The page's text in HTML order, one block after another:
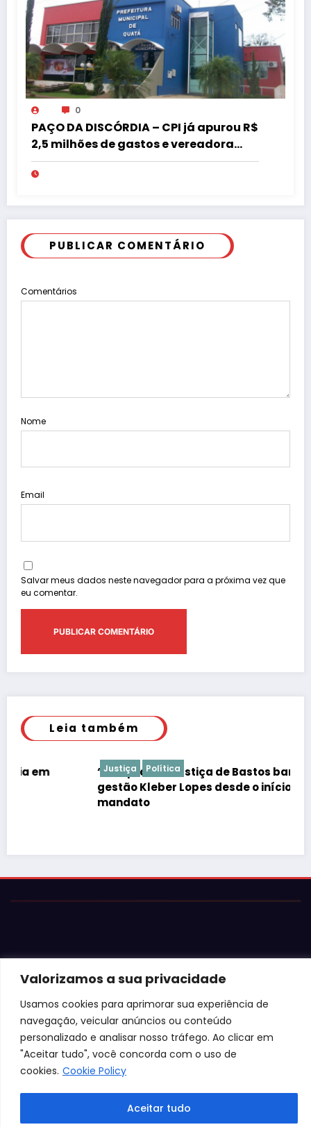
Valorizamos a sua privacidade
Usamos cookies para aprimorar sua experiência de
navegação, veicular anúncios ou conteúdo
personalizado e analisar nosso tráfego. Ao clicar em
"Aceitar tudo", você concorda com o uso de
cookies. Cookie Policy
Aceitar tudo
0
PAÇO DA DISCÓRDIA – CPI já apurou R$
2,5 milhões de gastos e vereadora
pede “acordo” para aprovar R$ 9,5
milhões
PUBLICAR COMENTÁRIO
Comentários
Nome
Email
Salvar meus dados neste navegador para a próxima vez que
eu comentar.
Leia também
Justiça Política
“É de praxe”: Justiça de Bastos barrar atos da
gestão Kleber Lopes desde o início do
Conteúdo protegido por lei. A cópia ou reprodução sem
autorização expressa está sujeita às penalidades
legais.